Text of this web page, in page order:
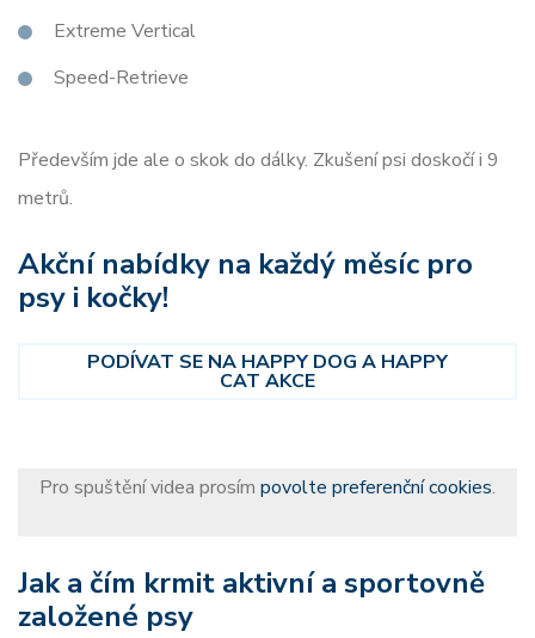
Extreme Vertical
Speed-Retrieve
Především jde ale o skok do dálky. Zkušení psi doskočí i 9
metrů.
Akční nabídky na každý měsíc pro
psy i kočky!
PODÍVAT SE NA HAPPY DOG A HAPPY
CAT AKCE
Pro spuštění videa prosím povolte preferenční cookies.
Jak a čím krmit aktivní a sportovně
založené psy